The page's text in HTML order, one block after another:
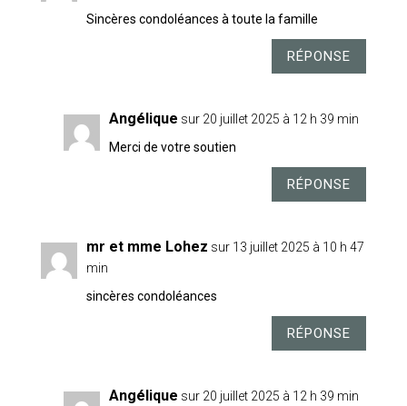
Sincères condoléances à toute la famille
RÉPONSE
Angélique sur 20 juillet 2025 à 12 h 39 min
Merci de votre soutien
RÉPONSE
mr et mme Lohez sur 13 juillet 2025 à 10 h 47
min
sincères condoléances
RÉPONSE
Angélique sur 20 juillet 2025 à 12 h 39 min